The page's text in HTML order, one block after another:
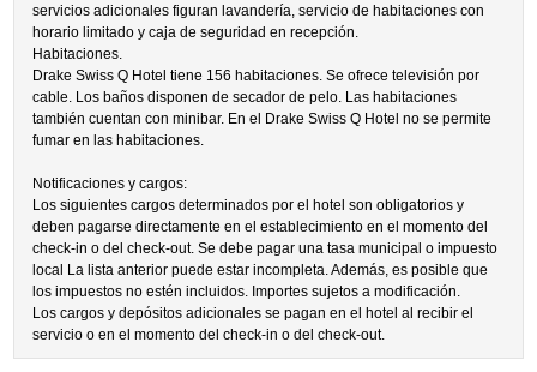
servicios adicionales figuran lavandería, servicio de habitaciones con
horario limitado y caja de seguridad en recepción.
Habitaciones.
Drake Swiss Q Hotel tiene 156 habitaciones. Se ofrece televisión por
cable. Los baños disponen de secador de pelo. Las habitaciones
también cuentan con minibar. En el Drake Swiss Q Hotel no se permite
fumar en las habitaciones.
Notificaciones y cargos:
Los siguientes cargos determinados por el hotel son obligatorios y
deben pagarse directamente en el establecimiento en el momento del
check-in o del check-out. Se debe pagar una tasa municipal o impuesto
local La lista anterior puede estar incompleta. Además, es posible que
los impuestos no estén incluidos. Importes sujetos a modificación.
Los cargos y depósitos adicionales se pagan en el hotel al recibir el
servicio o en el momento del check-in o del check-out.